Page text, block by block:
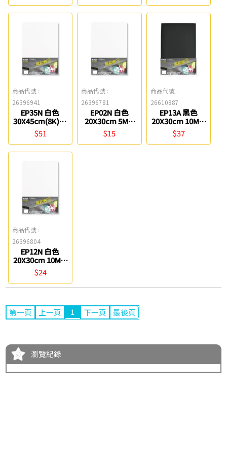
商品代號 :
26396941
EP35N 白色
30X45cm(8K)10
MM風扣板 紙博
館
$51
商品代號 :
26396781
EP02N 白色
20X30cm 5MM
風扣板 紙博館
$15
商品代號 :
26610887
EP13A 黑色
20X30cm 10MM
風扣板 紙博館
$37
商品代號 :
26396804
EP12N 白色
20X30cm 10MM
風扣板 紙博館
$24
第一頁 上一頁 1 下一頁 最後頁
瀏覽紀錄